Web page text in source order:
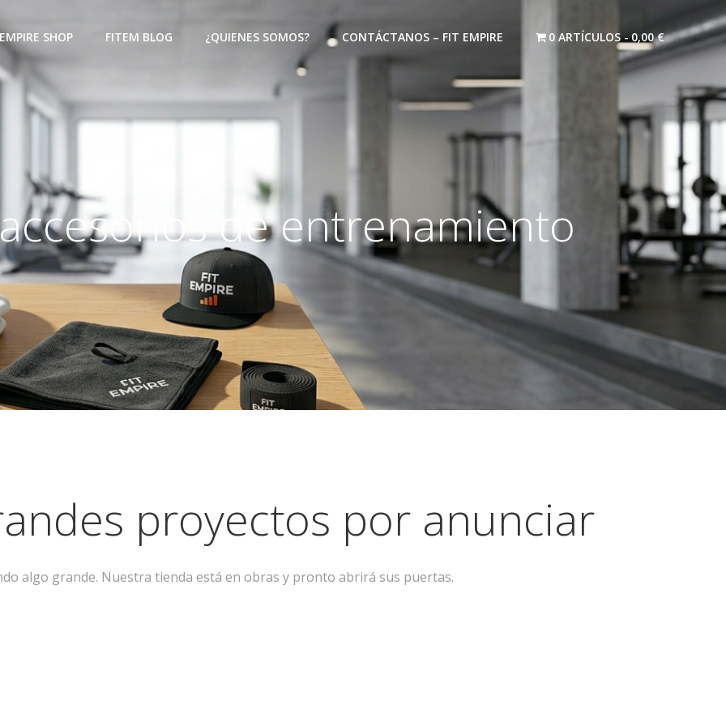
EMPIRE SHOP FITEM BLOG ¿QUIENES SOMOS? CONTÁCTANOS – FIT EMPIRE 0 ARTÍCULOS 0,00 €
accesorios de entrenamiento
proyectos por anunciar
algo grande. Nuestra tienda está en obras y pronto abrirá sus puertas.